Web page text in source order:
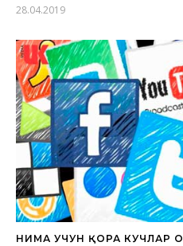
28.04.2019
НИМА УЧУН ҚОРА КУЧЛАР